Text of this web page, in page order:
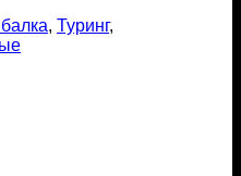
, Туринг,